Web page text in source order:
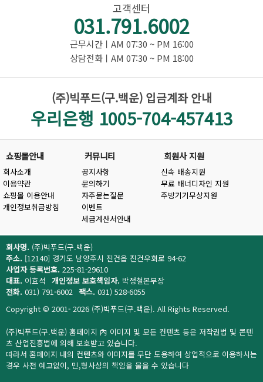
고객센터
031.791.6002
근무시간ㅣAM 07:30 ~ PM 16:00
상담전화ㅣAM 07:30 ~ PM 18:00
(주)빅푸드(구.백운) 입금계좌 안내
우리은행 1005-704-457413
쇼핑몰안내
회사소개
이용약관
쇼핑몰 이용안내
개인정보취급방침
커뮤니티
공지사항
문의하기
자주묻는질문
이벤트
세금계산서안내
회원사 지원
신속 배송지원
무료 배너디자인 지원
주방기기무상지원
회사명. (주)빅푸드(구.백운)
주소. [12140] 경기도 남양주시 진건읍 진건우회로 94-62
사업자 등록번호. 225-81-29610
대표. 이효석 개인정보 보호책임자. 박정철본부장
전화. 031) 791-6002 팩스. 031) 528-6055
Copyright © 2001- 2026 (주)빅푸드(구.백운). All Rights Reserved.
(주)빅푸드(구.백운) 홈페이지 內 이미지 및 모든 컨텐츠 등은 저작권법 및 콘텐
츠 산업진흥법에 의해 보호받고 있습니다.
따라서 홈페이지 내의 컨텐츠와 이미지를 무단 도용하여 상업적으로 이용하시는
경우 사전 예고없이, 민,형사상의 책임을 물을 수 있습니다